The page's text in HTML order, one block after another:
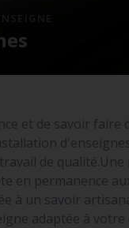
et de savoir faire
de qualité.Une
en permanence
à un savoir
adaptée à votre